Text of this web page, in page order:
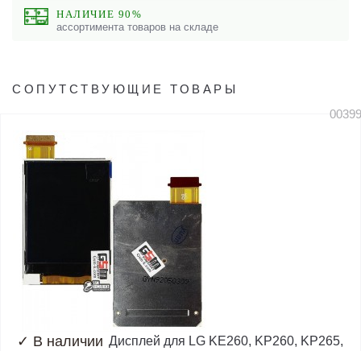
НАЛИЧИЕ 90%
ассортимента товаров на складе
СОПУТСТВУЮЩИЕ ТОВАРЫ
✓ В наличии Дисплей для LG KE260, KP260, KP265,